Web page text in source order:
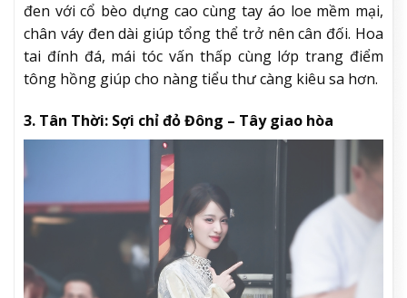
đen với cổ bèo dựng cao cùng tay áo loe mềm mại,
chân váy đen dài giúp tổng thể trở nên cân đối. Hoa
tai đính đá, mái tóc vấn thấp cùng lớp trang điểm
tông hồng giúp cho nàng tiểu thư càng kiêu sa hơn.
3. Tân Thời: Sợi chỉ đỏ Đông – Tây giao hòa